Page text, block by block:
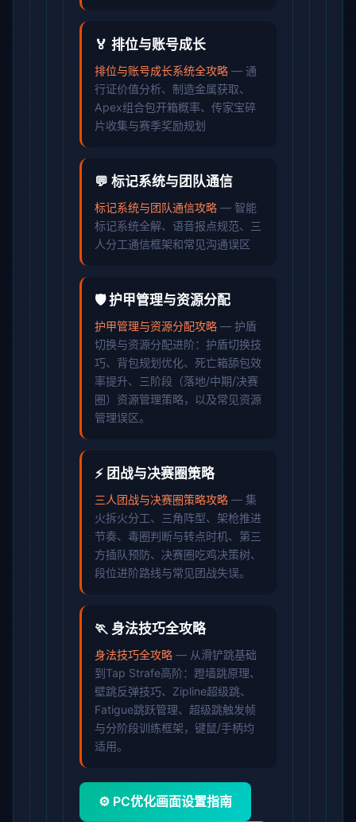
🏅 排位与账号成长
排位与账号成长系统全攻略 — 通
行证价值分析、制造金属获取、
Apex组合包开箱概率、传家宝碎
片收集与赛季奖励规划
💬 标记系统与团队通信
标记系统与团队通信攻略 — 智能
标记系统全解、语音报点规范、三
人分工通信框架和常见沟通误区
🛡️ 护甲管理与资源分配
护甲管理与资源分配攻略 — 护盾
切换与资源分配进阶：护盾切换技
巧、背包规划优化、死亡箱舔包效
率提升、三阶段（落地/中期/决赛
圈）资源管理策略，以及常见资源
管理误区。
⚡ 团战与决赛圈策略
三人团战与决赛圈策略攻略 — 集
火拆火分工、三角阵型、架枪推进
节奏、毒圈判断与转点时机、第三
方插队预防、决赛圈吃鸡决策树、
段位进阶路线与常见团战失误。
🏃 身法技巧全攻略
身法技巧全攻略 — 从滑铲跳基础
到Tap Strafe高阶：蹬墙跳原理、
壁跳反弹技巧、Zipline超级跳、
Fatigue跳跃管理、超级跳触发帧
与分阶段训练框架，键鼠/手柄均
适用。
⚙️ PC优化画面设置指南